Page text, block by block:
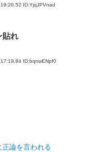
ID:YjqJPVnad
貼れ
ID:bqnwENpf0
正論を言われる